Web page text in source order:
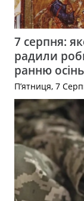
7 серпня:
радили
ранню осінь
П’ятниця, 7